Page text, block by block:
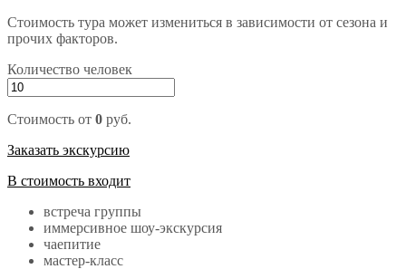
Стоимость тура может измениться в зависимости от сезона и
прочих факторов.
Количество человек
Стоимость от 0 руб.
Заказать экскурсию
В стоимость входит
встреча группы
иммерсивное шоу-экскурсия
чаепитие
мастер-класс